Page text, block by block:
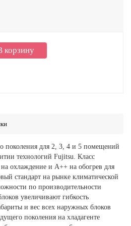
корзину
поколения для 2, 3, 4 и 5 помещений
технологий Fujitsu. Класс
охлаждение и A++ на обогрев для
стандарт на рынке климатической
по производительности
увеличивают гибкость
и вес всех наружных блоков
поколения на хладагенте